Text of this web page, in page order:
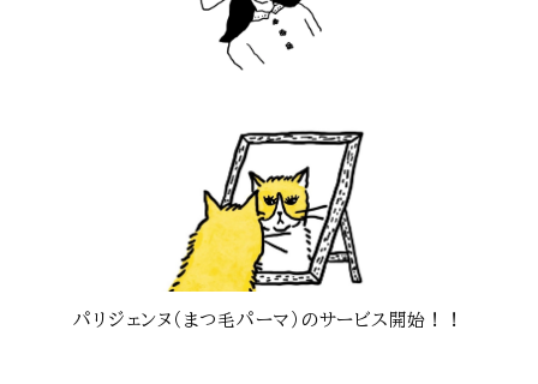
パリジェンヌ（まつ毛パーマ）のサービス開始！！